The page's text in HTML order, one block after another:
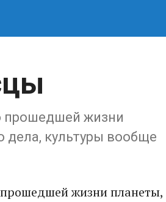
прошедшей жизни
дела, культуры вообще
прошедшей жизни планеты,